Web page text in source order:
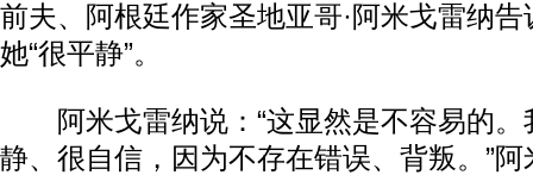
前夫、阿根廷作家圣地亚哥·阿米戈雷纳
她“很平静”。
阿米戈雷纳说：“这显然是不容易的。
静、很自信，因为不存在错误、背叛。”